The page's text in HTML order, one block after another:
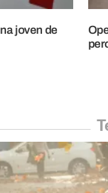
joven de